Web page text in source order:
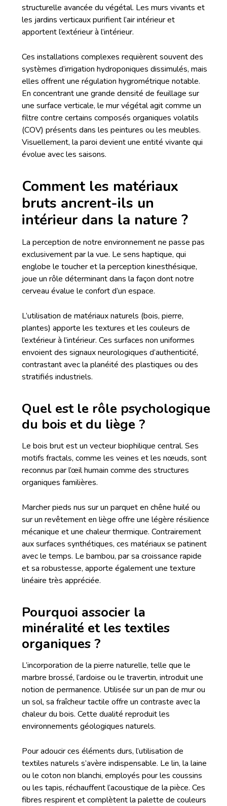
structurelle avancée du végétal. Les murs vivants et
les jardins verticaux purifient l’air intérieur et
apportent l’extérieur à l’intérieur.
Ces installations complexes requièrent souvent des
systèmes d’irrigation hydroponiques dissimulés, mais
elles offrent une régulation hygrométrique notable.
En concentrant une grande densité de feuillage sur
une surface verticale, le mur végétal agit comme un
filtre contre certains composés organiques volatils
(COV) présents dans les peintures ou les meubles.
Visuellement, la paroi devient une entité vivante qui
évolue avec les saisons.
Comment les matériaux
bruts ancrent-ils un
intérieur dans la nature ?
La perception de notre environnement ne passe pas
exclusivement par la vue. Le sens haptique, qui
englobe le toucher et la perception kinesthésique,
joue un rôle déterminant dans la façon dont notre
cerveau évalue le confort d’un espace.
L’utilisation de matériaux naturels (bois, pierre,
plantes) apporte les textures et les couleurs de
l’extérieur à l’intérieur. Ces surfaces non uniformes
envoient des signaux neurologiques d’authenticité,
contrastant avec la planéité des plastiques ou des
stratifiés industriels.
Quel est le rôle psychologique
du bois et du liège ?
Le bois brut est un vecteur biophilique central. Ses
motifs fractals, comme les veines et les nœuds, sont
reconnus par l’œil humain comme des structures
organiques familières.
Marcher pieds nus sur un parquet en chêne huilé ou
sur un revêtement en liège offre une légère résilience
mécanique et une chaleur thermique. Contrairement
aux surfaces synthétiques, ces matériaux se patinent
avec le temps. Le bambou, par sa croissance rapide
et sa robustesse, apporte également une texture
linéaire très appréciée.
Pourquoi associer la
minéralité et les textiles
organiques ?
L’incorporation de la pierre naturelle, telle que le
marbre brossé, l’ardoise ou le travertin, introduit une
notion de permanence. Utilisée sur un pan de mur ou
un sol, sa fraîcheur tactile offre un contraste avec la
chaleur du bois. Cette dualité reproduit les
environnements géologiques naturels.
Pour adoucir ces éléments durs, l’utilisation de
textiles naturels s’avère indispensable. Le lin, la laine
ou le coton non blanchi, employés pour les coussins
ou les tapis, réchauffent l’acoustique de la pièce. Ces
fibres respirent et complètent la palette de couleurs